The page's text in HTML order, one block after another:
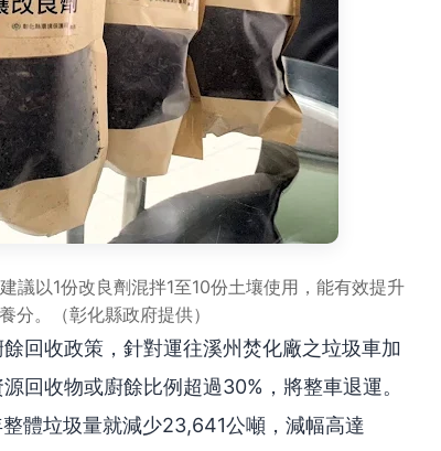
以1份改良劑混拌1至10份土壤使用，能有效提升
分。（彰化縣政府提供）
回收政策，針對運往溪州焚化廠之垃圾車加
回收物或廚餘比例超過30%，將整車退運。
體垃圾量就減少23,641公噸，減幅高達